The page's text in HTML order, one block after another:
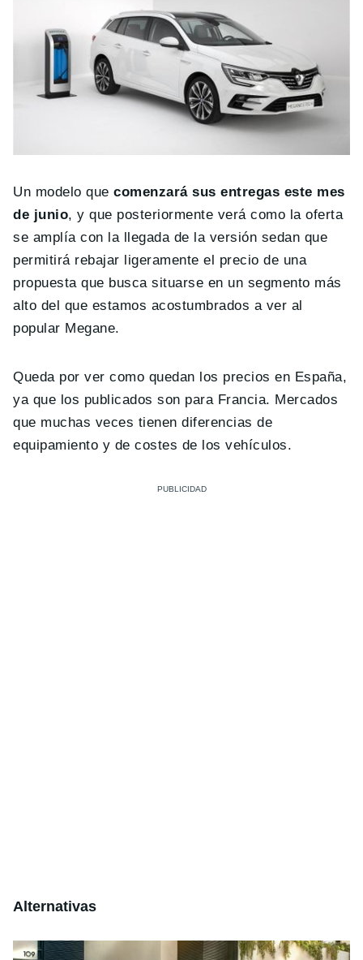
Un modelo quecomenzará sus entregas este mes
de junio, y que posteriormente verá como la oferta
se amplía con la llegada de la versión sedan que
permitirá rebajar ligeramente el precio de una
propuesta que busca situarse en un segmento más
alto del que estamos acostumbrados a ver al
popular Megane.
Queda por ver como quedan los precios en España,
ya que los publicados son para Francia. Mercados
que muchas veces tienen diferencias de
equipamiento y de costes de los vehículos.
Alternativas